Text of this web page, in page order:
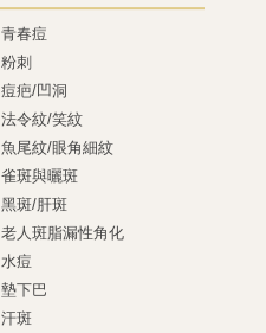
青春痘
粉刺
痘疤/凹洞
法令紋/笑紋
魚尾紋/眼角細紋
雀斑與曬斑
黑斑/肝斑
老人斑脂漏性角化
水痘
墊下巴
汗斑